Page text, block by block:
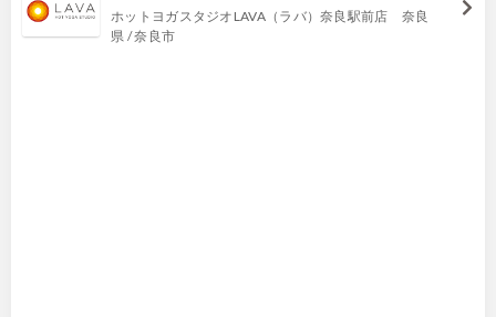
ホットヨガスタジオLAVA（ラバ）奈良駅前店 奈良
県 / 奈良市